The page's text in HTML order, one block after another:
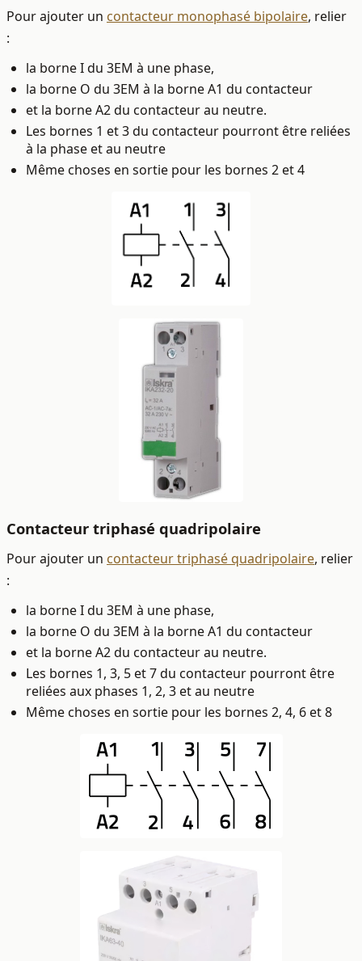
Pour ajouter un contacteur monophasé bipolaire, relier
:
la borne I du 3EM à une phase,
la borne O du 3EM à la borne A1 du contacteur
et la borne A2 du contacteur au neutre.
Les bornes 1 et 3 du contacteur pourront être reliées
à la phase et au neutre
Même choses en sortie pour les bornes 2 et 4
Contacteur triphasé quadripolaire
Pour ajouter un contacteur triphasé quadripolaire, relier
:
la borne I du 3EM à une phase,
la borne O du 3EM à la borne A1 du contacteur
et la borne A2 du contacteur au neutre.
Les bornes 1, 3, 5 et 7 du contacteur pourront être
reliées aux phases 1, 2, 3 et au neutre
Même choses en sortie pour les bornes 2, 4, 6 et 8